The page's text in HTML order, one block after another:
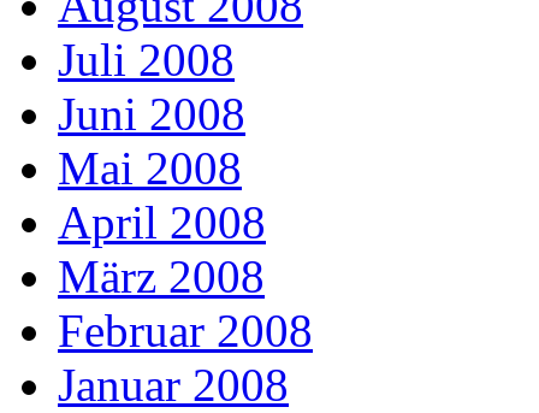
Juli 2008
Juni 2008
Mai 2008
April 2008
März 2008
Februar 2008
Januar 2008